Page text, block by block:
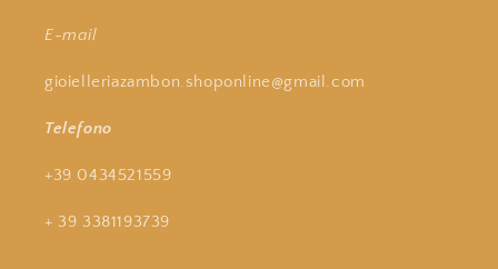
E-mail
gioielleriazambon.shoponline@gmail.com
Telefono
+39 0434521559
+ 39 3381193739